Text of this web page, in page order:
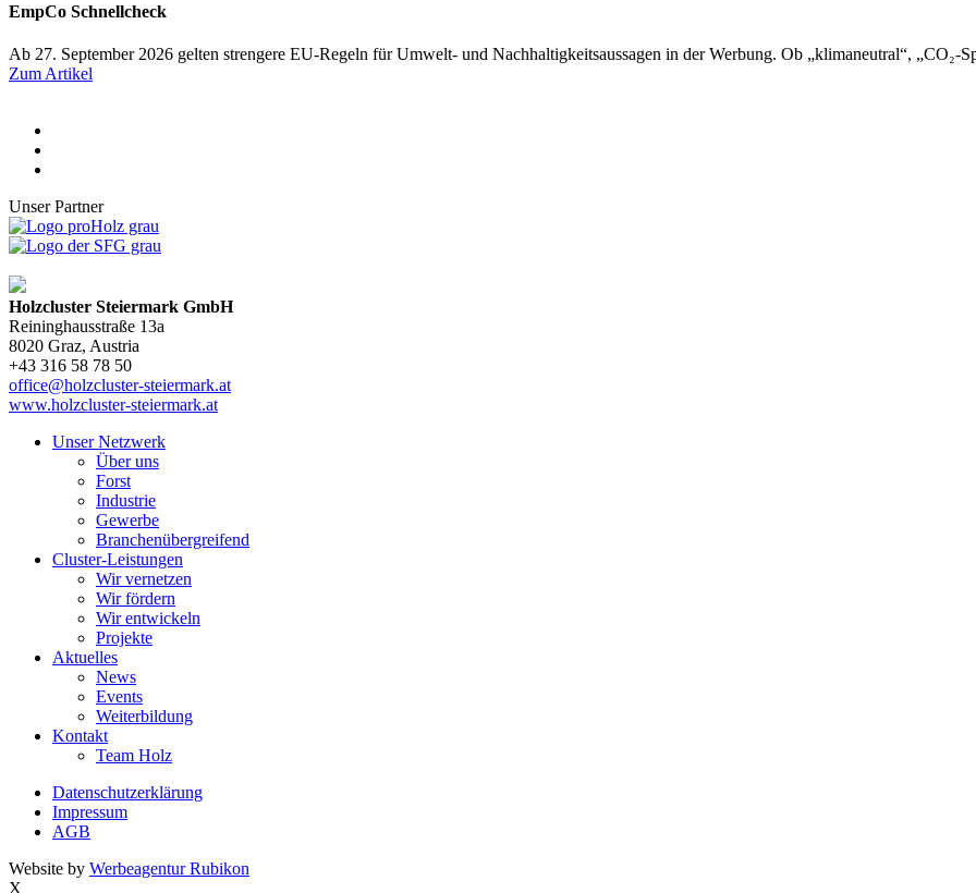
EmpCo Schnellcheck
Ab 27. September 2026 gelten strengere EU-Regeln für Umwelt- und Nachhaltigkeitsaussagen in der Werbung. Ob „klimaneutral“, „CO₂-
Zum Artikel
Unser Partner
Holzcluster Steiermark GmbH
Reininghausstraße 13a
8020 Graz, Austria
+43 316 58 78 50
office@holzcluster-steiermark.at
www.holzcluster-steiermark.at
Unser Netzwerk
Über uns
Forst
Industrie
Gewerbe
Branchenübergreifend
Cluster-Leistungen
Wir vernetzen
Wir fördern
Wir entwickeln
Projekte
Aktuelles
News
Events
Weiterbildung
Kontakt
Team Holz
Datenschutzerklärung
Impressum
AGB
Website by Werbeagentur Rubikon
X